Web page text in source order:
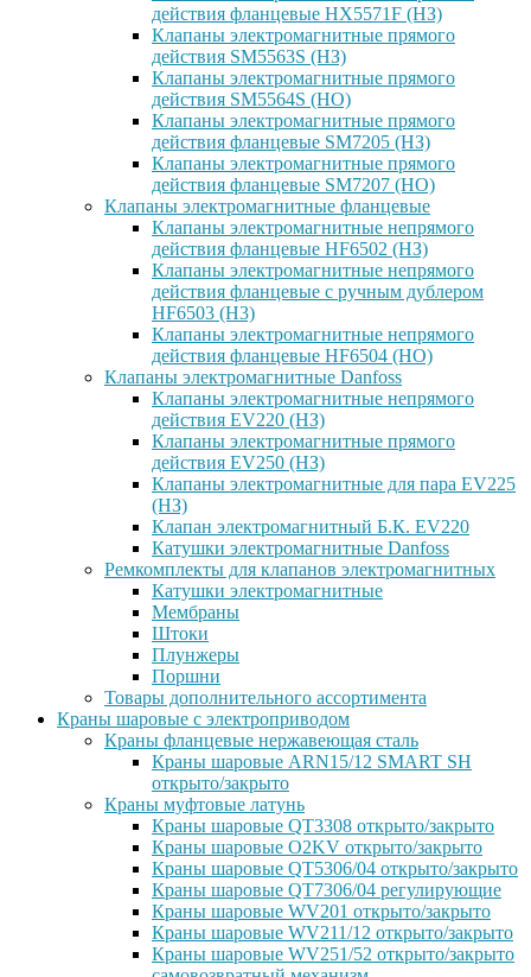
действия фланцевые HX5571F (НЗ)
Клапаны электромагнитные прямого
действия SM5563S (НЗ)
Клапаны электромагнитные прямого
действия SM5564S (НО)
Клапаны электромагнитные прямого
действия фланцевые SM7205 (НЗ)
Клапаны электромагнитные прямого
действия фланцевые SM7207 (НО)
Клапаны электромагнитные фланцевые
Клапаны электромагнитные непрямого
действия фланцевые HF6502 (НЗ)
Клапаны электромагнитные непрямого
действия фланцевые с ручным дублером
HF6503 (Н3)
Клапаны электромагнитные непрямого
действия фланцевые HF6504 (НО)
Клапаны электромагнитные Danfoss
Клапаны электромагнитные непрямого
действия EV220 (НЗ)
Клапаны электромагнитные прямого
действия EV250 (НЗ)
Клапаны электромагнитные для пара EV225
(НЗ)
Клапан электромагнитный Б.К. EV220
Катушки электромагнитные Danfoss
Ремкомплекты для клапанов электромагнитных
Катушки электромагнитные
Мембраны
Штоки
Плунжеры
Поршни
Товары дополнительного ассортимента
Краны шаровые с электроприводом
Краны фланцевые нержавеющая сталь
Краны шаровые ARN15/12 SMART SH
открыто/закрыто
Краны муфтовые латунь
Краны шаровые QT3308 открыто/закрыто
Краны шаровые O2KV открыто/закрыто
Краны шаровые QT5306/04 открыто/закрыто
Краны шаровые QT7306/04 регулирующие
Краны шаровые WV201 открыто/закрыто
Краны шаровые WV211/12 открыто/закрыто
Краны шаровые WV251/52 открыто/закрыто